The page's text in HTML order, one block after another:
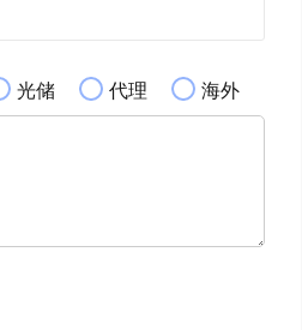
光储 代理 海外